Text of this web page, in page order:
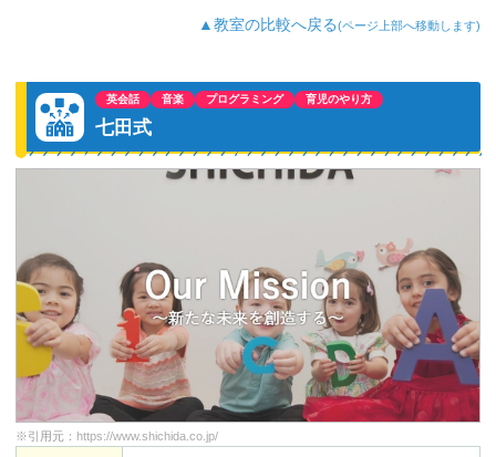
▲教室の比較へ戻る(ページ上部へ移動します)
英会話 音楽 プログラミング 育児のやり方
七田式
※引用元： https://www.shichida.co.jp/